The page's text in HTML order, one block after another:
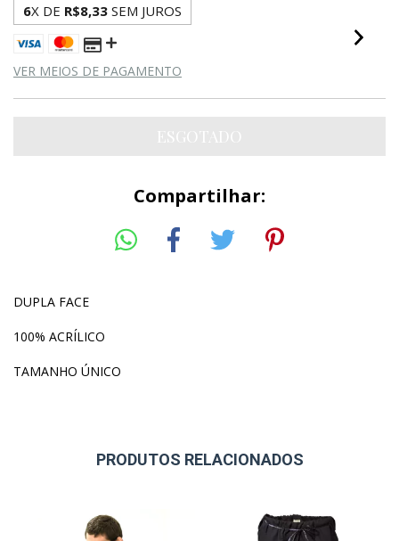
6X DE R$8,33 SEM JUROS
VER MEIOS DE PAGAMENTO
Compartilhar:
DUPLA FACE
100% ACRÍLICO
TAMANHO ÚNICO
PRODUTOS RELACIONADOS